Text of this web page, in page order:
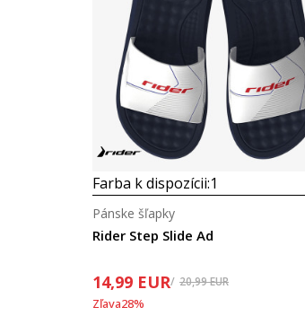
Porovnaj
Farba k dispozícii:1
Rider Step Slide Ad
Pánske šľapky
14,99 EUR 20,99EUR
Zľava28%